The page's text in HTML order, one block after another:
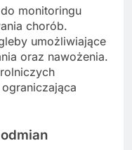
do monitoringu
chorób.
umożliwiające
oraz nawożenia.